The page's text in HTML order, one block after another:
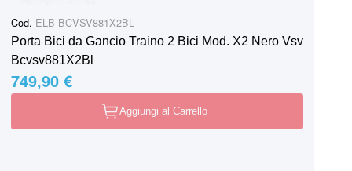
Cod. ELB-BCVSV881X2BL
Porta Bici da Gancio Traino 2 Bici Mod. X2 Nero Vsv
Bcvsv881X2Bl
749,90 €
Aggiungi al Carrello